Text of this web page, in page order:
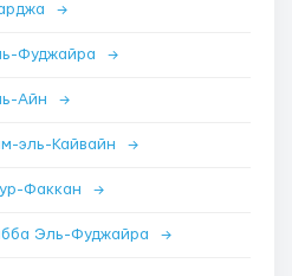
→
Фуджайра →
Айн →
эль-Кайвайн →
Факкан →
Эль-Фуджайра →